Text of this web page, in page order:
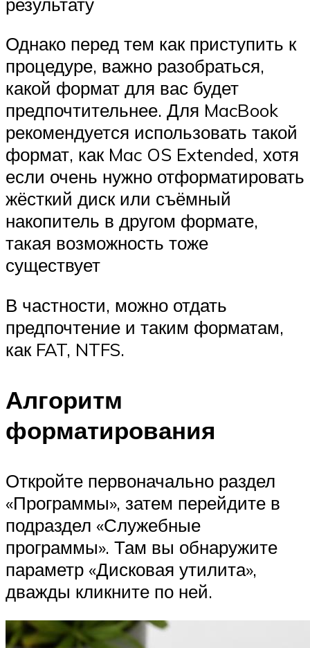
Однако перед тем как приступить к
процедуре, важно разобраться,
какой формат для вас будет
предпочтительнее. Для MacBook
рекомендуется использовать такой
формат, как Mac OS Extended, хотя
если очень нужно отформатировать
жёсткий диск или съёмный
накопитель в другом формате,
такая возможность тоже
существует
В частности, можно отдать
предпочтение и таким форматам,
как FAT, NTFS.
Алгоритм
форматирования
Откройте первоначально раздел
«Программы», затем перейдите в
подраздел «Служебные
программы». Там вы обнаружите
параметр «Дисковая утилита»,
дважды кликните по ней.